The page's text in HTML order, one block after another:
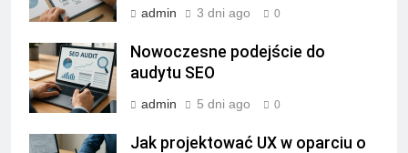
admin 3 dni ago 0
Nowoczesne podejście do
audytu SEO
admin 5 dni ago 0
Jak projektować UX w oparciu o